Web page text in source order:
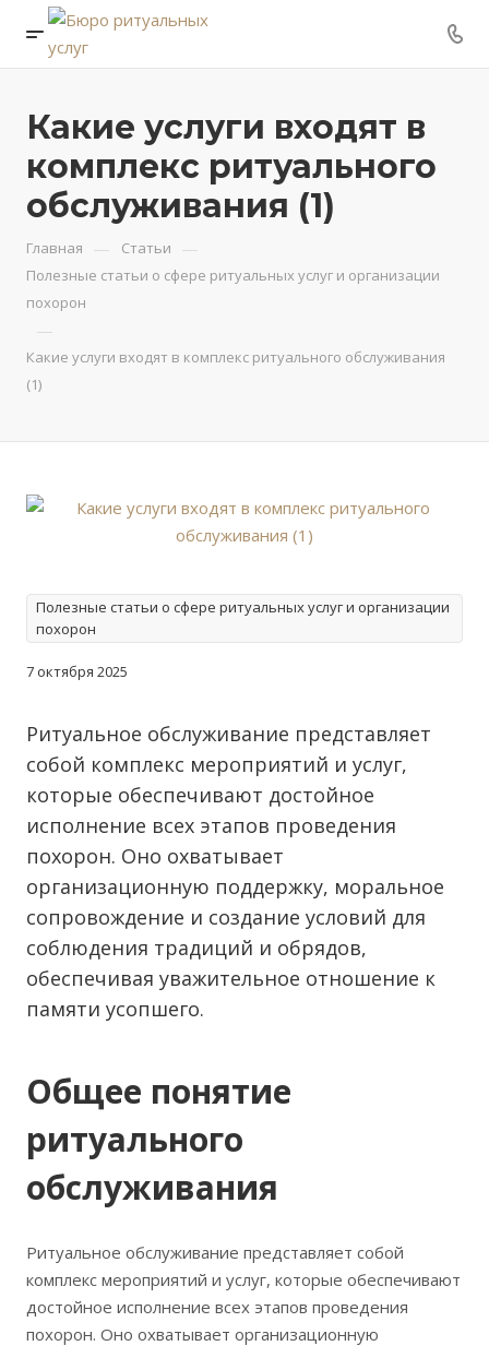
Какие услуги входят в
комплекс ритуального
обслуживания (1)
Главная — Статьи —
Полезные статьи о сфере ритуальных услуг и организации
похорон
—
Какие услуги входят в комплекс ритуального обслуживания
(1)
Полезные статьи о сфере ритуальных услуг и организации
похорон
7 октября 2025
Ритуальное обслуживание представляет
собой комплекс мероприятий и услуг,
которые обеспечивают достойное
исполнение всех этапов проведения
похорон. Оно охватывает
организационную поддержку, моральное
сопровождение и создание условий для
соблюдения традиций и обрядов,
обеспечивая уважительное отношение к
памяти усопшего.
Общее понятие
ритуального
обслуживания
Ритуальное обслуживание представляет собой
комплекс мероприятий и услуг, которые обеспечивают
достойное исполнение всех этапов проведения
похорон. Оно охватывает организационную